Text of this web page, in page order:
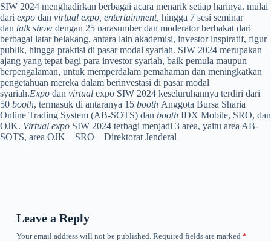
SIW 2024 menghadirkan berbagai acara menarik setiap harinya. mulai
dari expo dan virtual expo, entertainment, hingga 7 sesi seminar
dan talk show dengan 25 narasumber dan moderator berbakat dari
berbagai latar belakang, antara lain akademisi, investor inspiratif, figur
publik, hingga praktisi di pasar modal syariah. SIW 2024 merupakan
ajang yang tepat bagi para investor syariah, baik pemula maupun
berpengalaman, untuk memperdalam pemahaman dan meningkatkan
pengetahuan mereka dalam berinvestasi di pasar modal
syariah.Expo dan virtual expo SIW 2024 keseluruhannya terdiri dari
50 booth, termasuk di antaranya 15 booth Anggota Bursa Sharia
Online Trading System (AB-SOTS) dan booth IDX Mobile, SRO, dan
OJK. Virtual expo SIW 2024 terbagi menjadi 3 area, yaitu area AB-
SOTS, area OJK – SRO – Direktorat Jenderal
Leave a Reply
Your email address will not be published. Required fields are marked *